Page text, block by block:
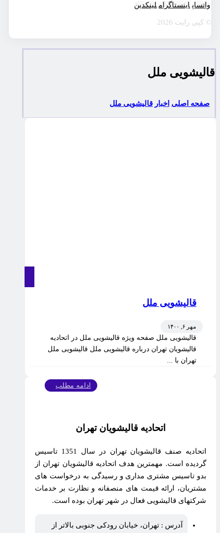
واتساپ اینستاگرام لینکدین
© کپی رایت 2026
قالیشویی ملل
صفحه اصلی اخبار قالیشویی ملل
قالیشویی ملل
مهر ۶, ۱۴۰۰
قالیشویی ملل صفحه ویژه قالیشویی ملل در اتحادیه
قالیشویان تهران درباره قالیشویی ملل قالیشویی ملل
تهران با ...
ادامه مطلب
اتحادیه قالیشویان تهران
اتحادیه صنف قالیشویان تهران در سال 1351 تاسیس
گردیده است. مهمترین هدف اتحادیه قالیشویان تهران از
بدو تاسیس مشتری مداری و رسیدگی به درخواست های
مشتریان، ارائه قیمت های منصفانه و نظارت بر خدمات
شرکتهای قالیشویی فعال در شهر تهران بوده است.
آدرس : تهران، خیابان رودکی جنوبی بالاتر از